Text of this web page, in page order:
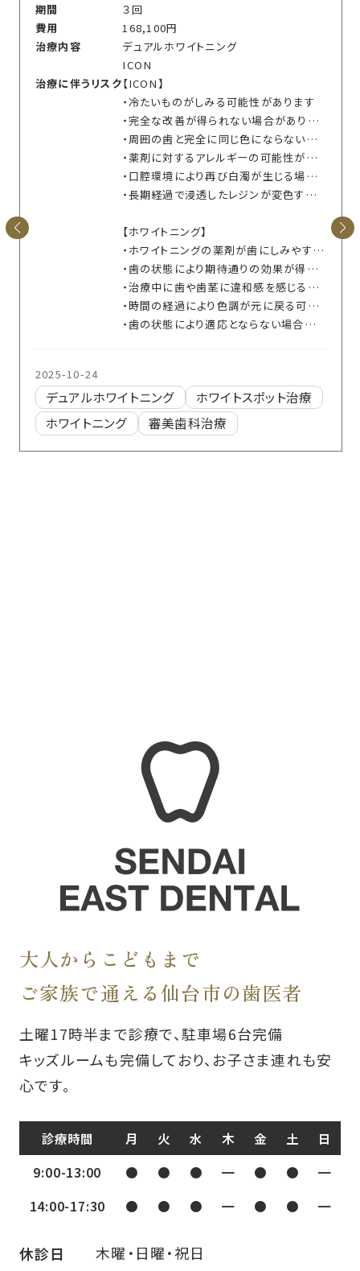
期間
３回
費用
168,100円
治療内容
デュアルホワイトニング
ICON
治療に伴うリスク【ICON】
・冷たいものがしみる可能性があります
・完全な改善が得られない場合があります
・周囲の歯と完全に同じ色にならない可能性があります
・薬剤に対するアレルギーの可能性があります
・口腔環境により再び白濁が生じる場合があります
・長期経過で浸透したレジンが変色する可能性があります
【ホワイトニング】
・ホワイトニングの薬剤が歯にしみやすくなる場合があります
・歯の状態により期待通りの効果が得られない場合があります
・治療中に歯や歯茎に違和感を感じることがあります
・時間の経過により色調が元に戻る可能性があります
・歯の状態により適応とならない場合があります
2025-10-24
デュアルホワイトニング
ホワイトスポット治療
ホワイトニング
審美歯科治療
大人からこどもまで
ご家族で通える仙台市の歯医者
土曜17時半まで診療で、駐車場6台完備
キッズルームも完備しており、お子さま連れも安
心です。
診療時間 月 火 水 木 金 土
日
9:00-13:00
● ● ● ━ ● ●
━
14:00-17:30
● ● ● ━ ● ● ━
休診日 木曜・日曜・祝日